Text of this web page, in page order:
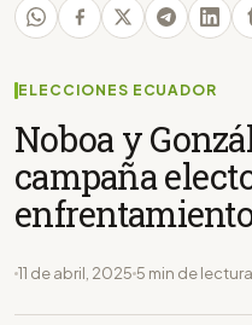
ELECCIONES ECUADOR
Noboa y
campaña
11 de abril, 2025 5 min de lectura